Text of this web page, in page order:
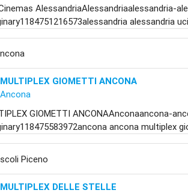
AlessandriaAlessandriaalessandria-
alessandria
MULTIPLEX GIOMETTI ANCONA
Ancona
GIOMETTI ANCONAAnconaancona-
ancona multiplex
Piceno
MULTIPLEX DELLE STELLE